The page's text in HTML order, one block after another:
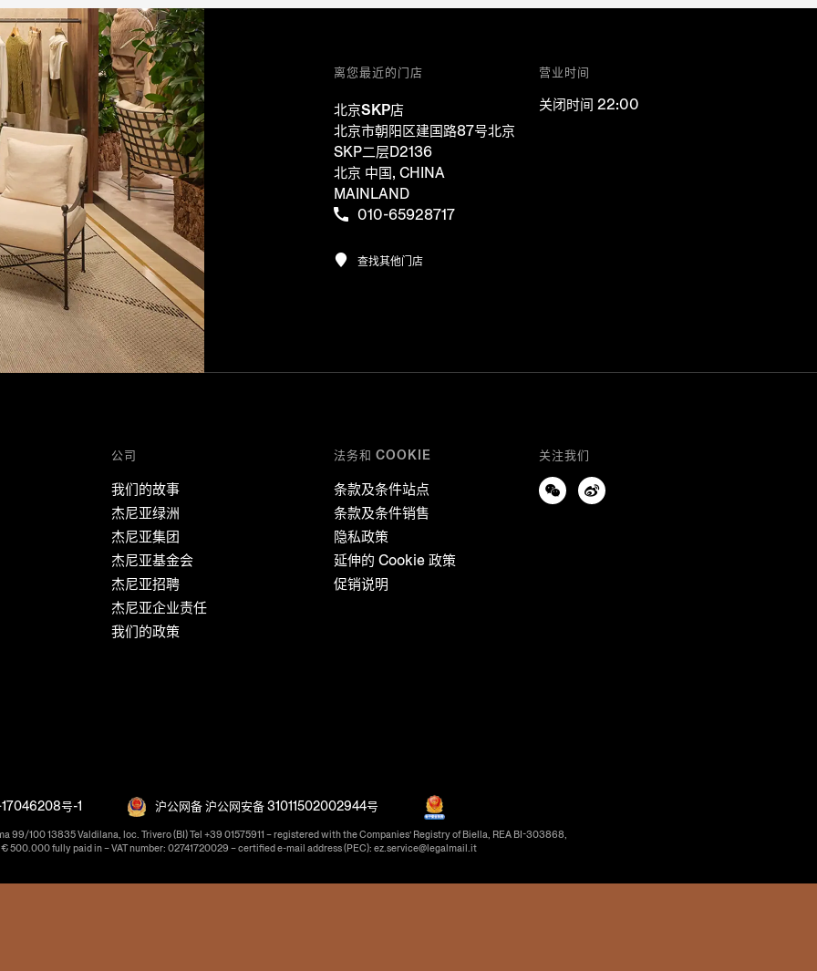
离您最近的门店
北京SKP店
北京市朝阳区建国路87号北京
SKP二层D2136
北京 中国, CHINA
MAINLAND
010-65928717
营业时间
关闭时间 22:00
查找其他门店
公司
我们的故事
杰尼亚绿洲
杰尼亚集团
杰尼亚基金会
杰尼亚招聘
杰尼亚企业责任
我们的政策
法务和 COOKIE
条款及条件站点
条款及条件销售
隐私政策
延伸的 Cookie 政策
促销说明
关注我们
号-1 沪公网备 沪公网安备 31011502002944号
99/100 13835 Valdilana, loc. Trivero (BI) Tel +39 01575911 – registered with the Companies’ Registry of Biella, REA BI-303868,
500.000 fully paid in – VAT number: 02741720029 – certified e-mail address (PEC): ez.service@legalmail.it